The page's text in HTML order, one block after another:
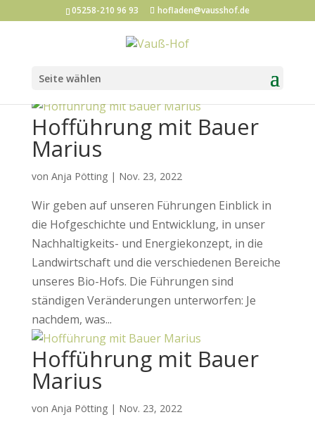
05258-210 96 93 hofladen@vausshof.de
Seite wählen
Hofführung mit Bauer
Marius
von Anja Pötting| Nov. 23, 2022
Wir geben auf unseren Führungen Einblick in
die Hofgeschichte und Entwicklung, in unser
Nachhaltigkeits- und Energiekonzept, in die
Landwirtschaft und die verschiedenen Bereiche
unseres Bio-Hofs. Die Führungen sind
ständigen Veränderungen unterworfen: Je
nachdem, was...
Hofführung mit Bauer
Marius
von Anja Pötting| Nov. 23, 2022